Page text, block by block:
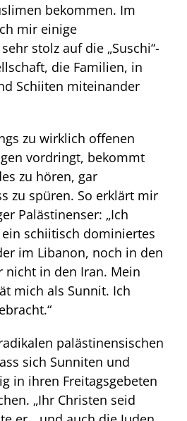
bekommen. Im
mir einige
stolz auf die „Suschi“-
die Familien, in
Schiiten miteinander
zu wirklich offenen
vordringt, bekommt
zu hören, gar
zu spüren. So erklärt mir
Palästinenser: „Ich
schiitisch dominiertes
im Libanon, noch in den
nicht in den Iran. Mein
mich als Sunnit. Ich
palästinensischen
sich Sunniten und
in ihren Freitagsgebeten
„Ihr Christen seid